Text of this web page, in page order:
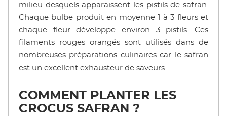
milieu desquels apparaissent les pistils de safran.
Chaque bulbe produit en moyenne 1 à 3 fleurs et
chaque fleur développe environ 3 pistils. Ces
filaments rouges orangés sont utilisés dans de
nombreuses préparations culinaires car le safran
est un excellent exhausteur de saveurs.
COMMENT PLANTER LES
CROCUS SAFRAN ?